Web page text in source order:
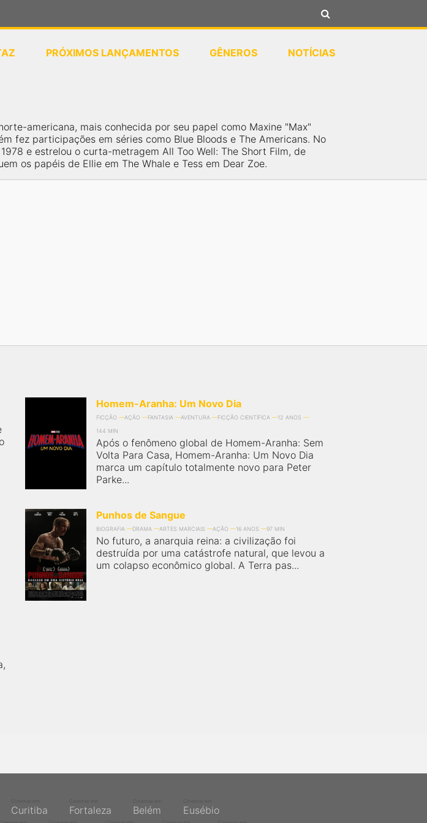
PRÓXIMOS LANÇAMENTOS GÊNEROS NOTÍCIAS
americana, mais conhecida por seu papel como Maxine "Max"
fez participações em séries como Blue Bloods e The Americans. No
e estrelou o curta-metragem All Too Well: The Short Film, de
os papéis de Ellie em The Whale e Tess em Dear Zoe.
Homem-Aranha: Um Novo Dia
FICÇÃO AÇÃO FANTASIA AVENTURA FICÇÃO CIENTÍFICA
12 ANOS
144 MIN
Após o fenômeno global de Homem-Aranha: Sem
Volta Para Casa, Homem-Aranha: Um Novo Dia
marca um capítulo totalmente novo para Peter
Parke...
Punhos de Sangue
BIOGRAFIA DRAMA ARTES MARCIAIS AÇÃO 16 ANOS 97 MIN
No futuro, a anarquia reina: a civilização foi
destruída por uma catástrofe natural, que levou a
um colapso econômico global. A Terra pas...
Curitiba Fortaleza Belém Eusébio